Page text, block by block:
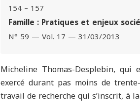
154 – 157
Famille : Pratiques et enjeux
N° 59 — Vol. 17 — 31/03/2013
Micheline Thomas-Desplebin, qui
exercé durant pas moins de
travail de recherche qui s’inscrit, à